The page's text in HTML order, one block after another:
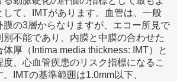
して、IMTがあります。血管は、一般
膜の3層からなりますが、エコー所見で
不能であり、内膜と中膜の合わせた
厚（Intima media thickness: IMT）と
、心血管疾患のリスク指標になるこ
IMTの基準範囲は1.0mm以下、